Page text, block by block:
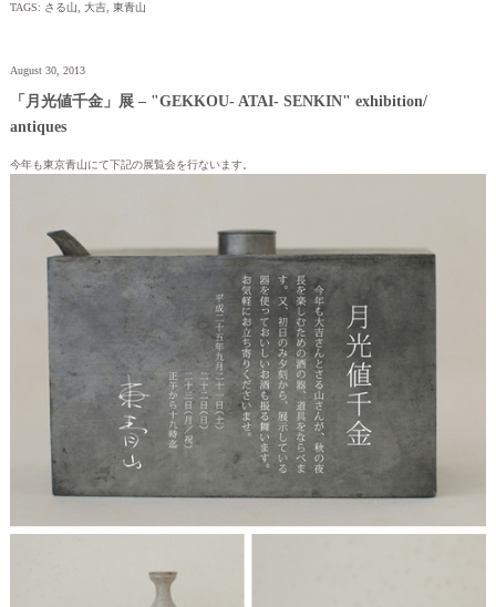
TAGS: さる山, 大吉, 東青山
August 30, 2013
「月光値千金」展 – "GEKKOU- ATAI- SENKIN" exhibition/
antiques
今年も東京青山にて下記の展覧会を行ないます。